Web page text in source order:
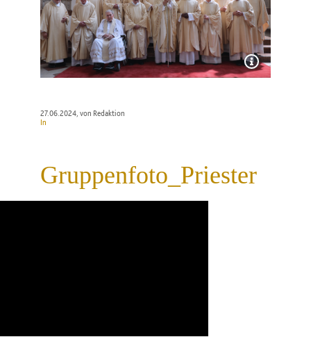
27.06.2024, von Redaktion
In
Gruppenfoto_Priester